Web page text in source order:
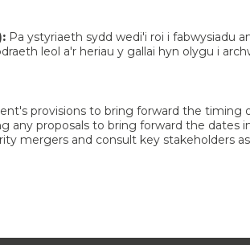
Pa ystyriaeth sydd wedi'i roi i fabwysiadu
leol a'r heriau y gallai hyn olygu i
provisions to bring forward the timing
any proposals to bring forward the dates
mergers and consult key stakeholders